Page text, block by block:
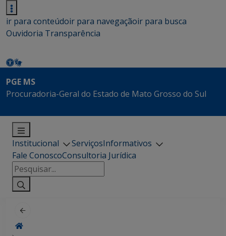
ir para conteúdoir para navegaçãoir para busca
Ouvidoria Transparência
PGE MS
Procuradoria-Geral do Estado de Mato Grosso do Sul
Institucional ServiçosInformativos
Fale ConoscoConsultoria Jurídica
Pesquisar
por: